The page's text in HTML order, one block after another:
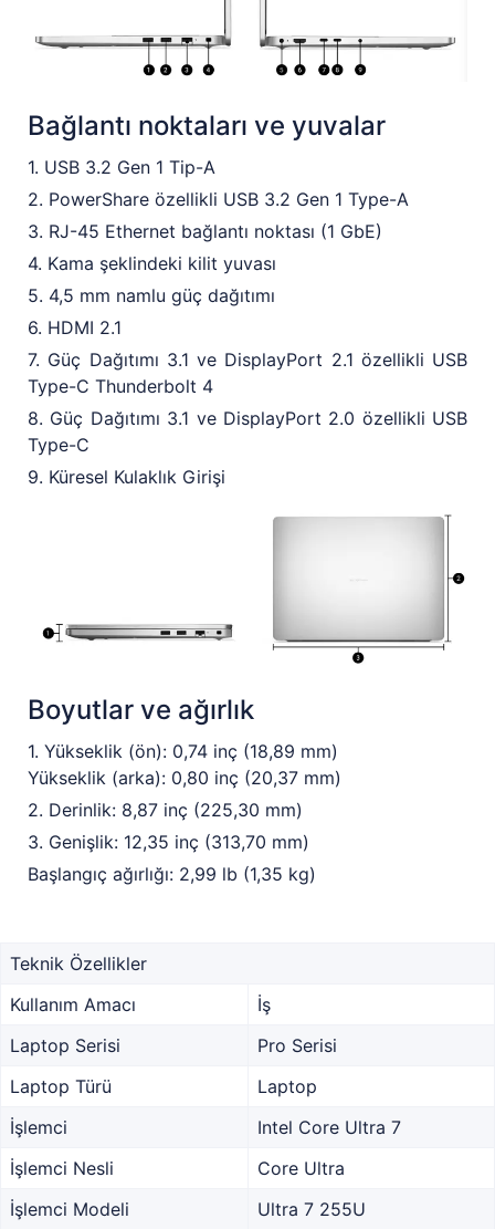
Bağlantı noktaları ve yuvalar
1. USB 3.2 Gen 1 Tip-A
2. PowerShare özellikli USB 3.2 Gen 1 Type-A
3. RJ-45 Ethernet bağlantı noktası (1 GbE)
4. Kama şeklindeki kilit yuvası
5. 4,5 mm namlu güç dağıtımı
6. HDMI 2.1
7. Güç Dağıtımı 3.1 ve DisplayPort 2.1 özellikli USB
Type-C Thunderbolt 4
8. Güç Dağıtımı 3.1 ve DisplayPort 2.0 özellikli USB
Type-C
9. Küresel Kulaklık Girişi
Boyutlar ve ağırlık
1. Yükseklik (ön): 0,74 inç (18,89 mm)
Yükseklik (arka): 0,80 inç (20,37 mm)
2. Derinlik: 8,87 inç (225,30 mm)
3. Genişlik: 12,35 inç (313,70 mm)
Başlangıç ağırlığı: 2,99 lb (1,35 kg)
Teknik Özellikler
Kullanım Amacı
İş
Laptop Serisi
Pro Serisi
Laptop Türü
Laptop
İşlemci
Intel Core Ultra 7
İşlemci Nesli
Core Ultra
İşlemci Modeli
Ultra 7 255U